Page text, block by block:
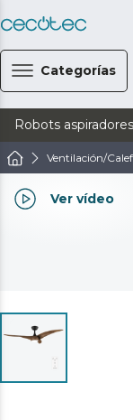
Categorías
Robots aspiradores
Ventilación/
Ver vídeo